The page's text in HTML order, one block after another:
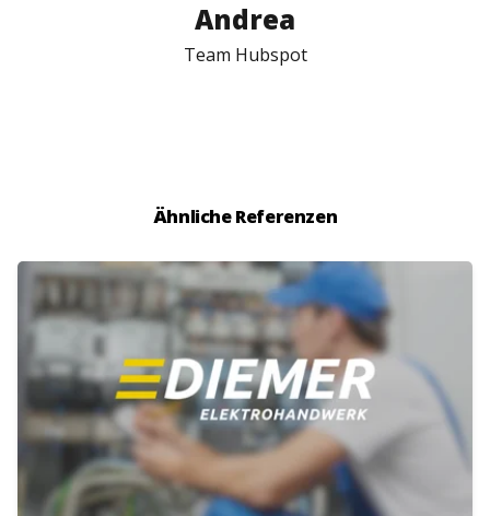
Andrea
Team Hubspot
Ähnliche Referenzen